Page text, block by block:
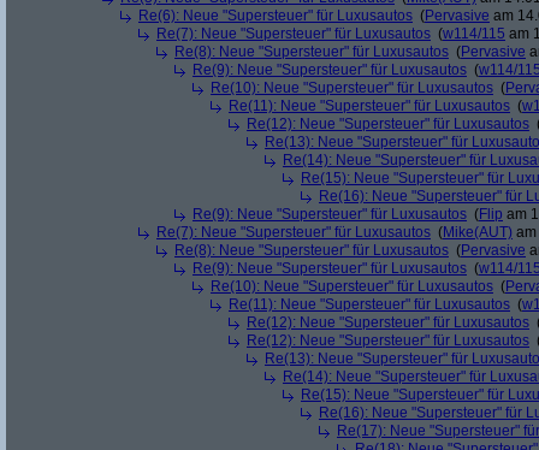
Re(6): Neue "Supersteuer" für Luxusautos (Pervasive am
Re(7): Neue "Supersteuer" für Luxusautos (w114/115 am
Re(8): Neue "Supersteuer" für Luxusautos (Pervasive
Re(9): Neue "Supersteuer" für Luxusautos (w114/
Re(10): Neue "Supersteuer" für Luxusautos (
Re(11): Neue "Supersteuer" für Luxusautos (
Re(12): Neue "Supersteuer" für Luxusautos
Re(13): Neue "Supersteuer" für
Re(14): Neue "Supersteuer" für
Re(15): Neue "Supersteuer" für
Re(16): Neue "Supersteuer" für
Re(9): Neue "Supersteuer" für Luxusautos (Flip am
Re(7): Neue "Supersteuer" für Luxusautos (Mike(AUT)
Re(8): Neue "Supersteuer" für Luxusautos (Pervasive
Re(9): Neue "Supersteuer" für Luxusautos (w114/
Re(10): Neue "Supersteuer" für Luxusautos (
Re(11): Neue "Supersteuer" für Luxusautos (
Re(12): Neue "Supersteuer" für Luxusautos
Re(12): Neue "Supersteuer" für Luxusautos
Re(13): Neue "Supersteuer" für
Re(14): Neue "Supersteuer" für
Re(15): Neue "Supersteuer" für
Re(16): Neue "Supersteuer" für
Re(17): Neue "Supersteuer"